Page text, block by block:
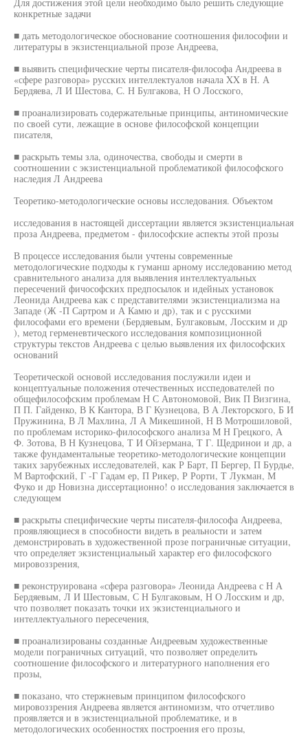
конкретные задачи
■ дать методологическое обоснование соотношения философии и
литературы в экзистенциальной прозе Андреева,
■ выявить специфические черты писателя-философа Андреева в
«сфере разговора» русских интеллектуалов начала XX в Н. А
Бердяева, Л И Шестова, С. Н Булгакова, Н О Лосского,
■ проанализировать содержательные принципы, антиномические
по своей сути, лежащие в основе философской концепции
писателя,
■ раскрыть темы зла, одиночества, свободы и смерти в
соотношении с экзистенциальной проблематикой философского
наследия Л Андреева
Теоретико-методологические основы исследования. Объектом
исследования в настоящей диссертации является экзистенциальная
проза Андреева, предметом - философские аспекты этой прозы
В процессе исследования были учтены современные
методологические подходы к гуманш арному исследованию метод
сравнительного анализа для выявления интеллектуальных
пересечений фичософских предпосылок и идейных установок
Леонида Андреева как с представителями экзистенциализма на
Западе (Ж -П Сартром и А Камю и др), так и с русскими
философами его времени (Бердяевым, Булгаковым, Лосским и др
), метод герменевтического исследования композиционной
структуры текстов Андреева с целью выявления их философских
оснований
Теоретической основой исследования послужили идеи и
концептуальные положения отечественных исспедователей по
общефилософским проблемам Н С Автономовой, Вик П Визгина,
П П. Гайденко, В К Кантора, В Г Кузнецова, В А Лекторского, Б И
Пружинина, В Л Махлина, Л А Микешиной, Н В Мотрошиловой,
по проблемам историко-философского анализа М Н Грецкого, А
Ф. Зотова, В Н Кузнецова, Т И Ойзермана, Т Г. Щедринои и др, а
также фундаментальные теоретико-методологические концепции
таких зарубежных исследователей, как Р Барт, П Бергер, П Бурдье,
М Вартофский, Г -Г Гадам ер, П Рикер, Р Рорти, Т Лукман, М
Фуко и др Новизна диссертационно! о исследования заключается в
следующем
■ раскрыты специфические черты писателя-философа Андреева,
проявляющиеся в способности видеть в реальности и затем
демонстрировать в художественной прозе пограничные ситуации,
что определяет экзистенциальный характер его философского
мировоззрения,
■ реконструирована «сфера разговора» Леонида Андреева с Н А
Бердяевым, Л И Шестовым, С Н Булгаковым, Н О Лосским и др,
что позволяет показать точки их экзистенциального и
интеллектуального пересечения,
■ проанализированы созданные Андреевым художественные
модели пограничных ситуаций, что позволяет определить
соотношение философского и литературного наполнения его
прозы,
■ показано, что стержневым принципом философского
мировоззрения Андреева является антиномизм, что отчетливо
проявляется и в экзистенциальной проблематике, и в
методологических особенностях построения его прозы,